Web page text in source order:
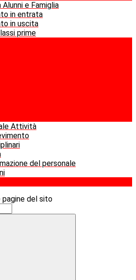
e Famiglia
in entrata
in uscita
prime
Attività
del personale
pagine del sito